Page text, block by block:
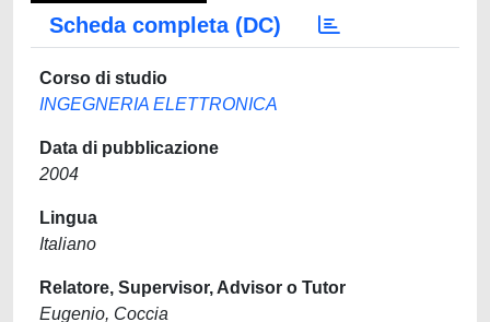
Scheda completa (DC)
Corso di studio
INGEGNERIA ELETTRONICA
Data di pubblicazione
2004
Lingua
Italiano
Relatore, Supervisor, Advisor o Tutor
Eugenio, Coccia